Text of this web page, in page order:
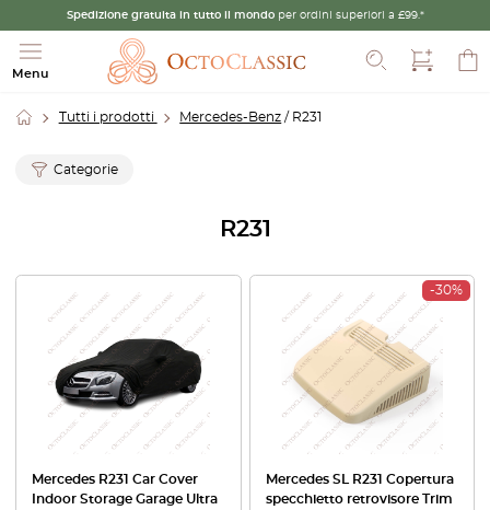
Spedizione gratuita in tutto il mondo per ordini superiori a £99.*
Menu
Cerca
Tutti i prodotti Mercedes-Benz / R231
Categorie
R231
Mercedes R231 Car Cover
Indoor Storage Garage Ultra
-30%
Mercedes SL R231 Copertura
specchietto retrovisore Trim